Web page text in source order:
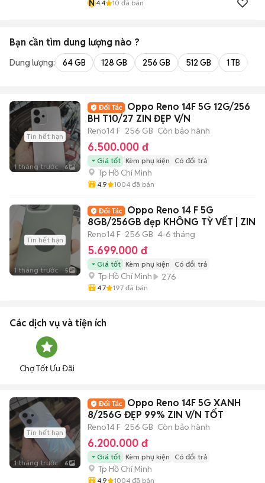
N 4.4 10 đã bán
Bạn cần tìm dung lượng nào ?
Dung lượng: 64 GB 128 GB 256 GB 512 GB 1 TB
Tin hết hạn
1 tháng trước 6
Oppo Reno 14F 5G 12G/256
BH T10/27 ZIN ĐẸP V/N
Reno14 F 256 GB Còn bảo hành
6.500.000 đ
Giá tốt Kèm phụ kiện Có đổi trả
Tp Hồ Chí Minh
4.9 1004 đã bán
Tin hết hạn
1 tháng trước 5
Oppo Reno 14 F 5G
8GB/256GB đẹp KHÔNG TỲ VẾT | ZIN
Reno14 F 256 GB 4-6 tháng
5.699.000 đ
Giá tốt Kèm phụ kiện Có đổi trả
Tp Hồ Chí Minh 276
4.7 197 đã bán
Các dịch vụ và tiện ích
Chợ Tốt Ưu Đãi
Tin hết hạn
1 tháng trước 6
Oppo Reno 14F 5G XANH
8/256G ĐẸP 99% ZIN V/N TỐT
Reno14 F 256 GB Còn bảo hành
6.200.000 đ
Giá tốt Kèm phụ kiện Có đổi trả
Tp Hồ Chí Minh
4.9 1004 đã bán